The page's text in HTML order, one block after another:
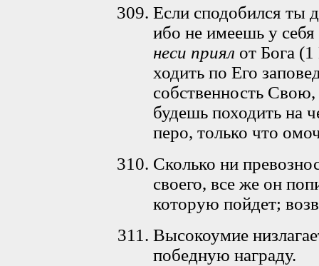
Если сподобился ты
ибо не имеешь у
неси приял от Бога
ходить по Его
собственность
будешь походить на
перо, только что
Сколько ни
своего, все же он
которую пойдет;
Высокоумие
победную награду.